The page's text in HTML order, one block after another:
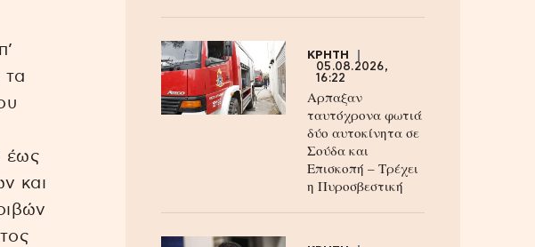
τα
έως
και
ΚΡΗΤΗ
05.08.2026,
16:22
Αρπαξαν
ταυτόχρονα φωτιά
δύο αυτοκίνητα σε
Σούδα και
Επισκοπή – Τρέχει
η Πυροσβεστική